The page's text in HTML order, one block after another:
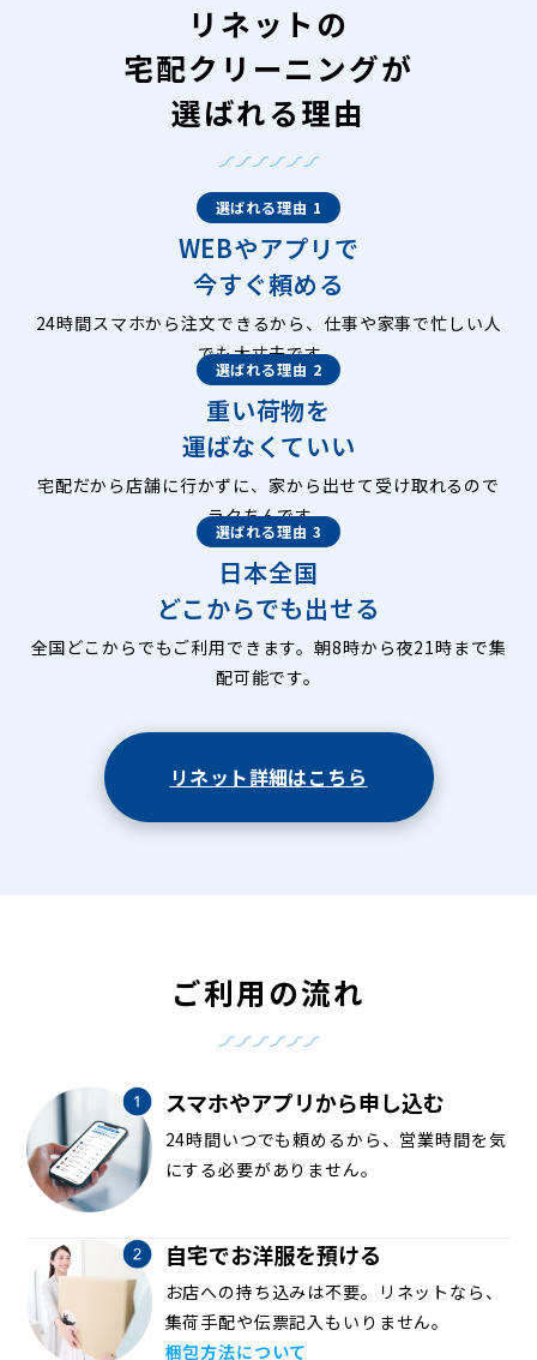
リネットの
宅配クリーニングが
選ばれる理由
選ばれる理由 1
WEBやアプリで
今すぐ頼める
24時間スマホから注文できるから、仕事や家事で忙しい人
でも大丈夫です。
選ばれる理由 2
重い荷物を
運ばなくていい
宅配だから店舗に行かずに、家から出せて受け取れるので
ラクちんです。
選ばれる理由 3
日本全国
どこからでも出せる
全国どこからでもご利用できます。朝8時から夜21時まで集
配可能です。
リネット詳細はこちら
ご利用の流れ
スマホやアプリから申し込む
24時間いつでも頼めるから、営業時間を気
にする必要がありません。
自宅でお洋服を預ける
お店への持ち込みは不要。リネットなら、
集荷手配や伝票記入もいりません。
梱包方法について